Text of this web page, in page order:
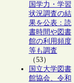
国学力・学習
状況調査の結
果を公表：読
書時間や図書
館の利用頻度
等も調査
（53）
国立大学図書
館協会、令和